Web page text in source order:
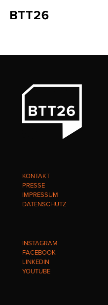
KONTAKT
PRESSE
IMPRESSUM
DATENSCHUTZ
INSTAGRAM
FACEBOOK
LINKEDIN
YOUTUBE